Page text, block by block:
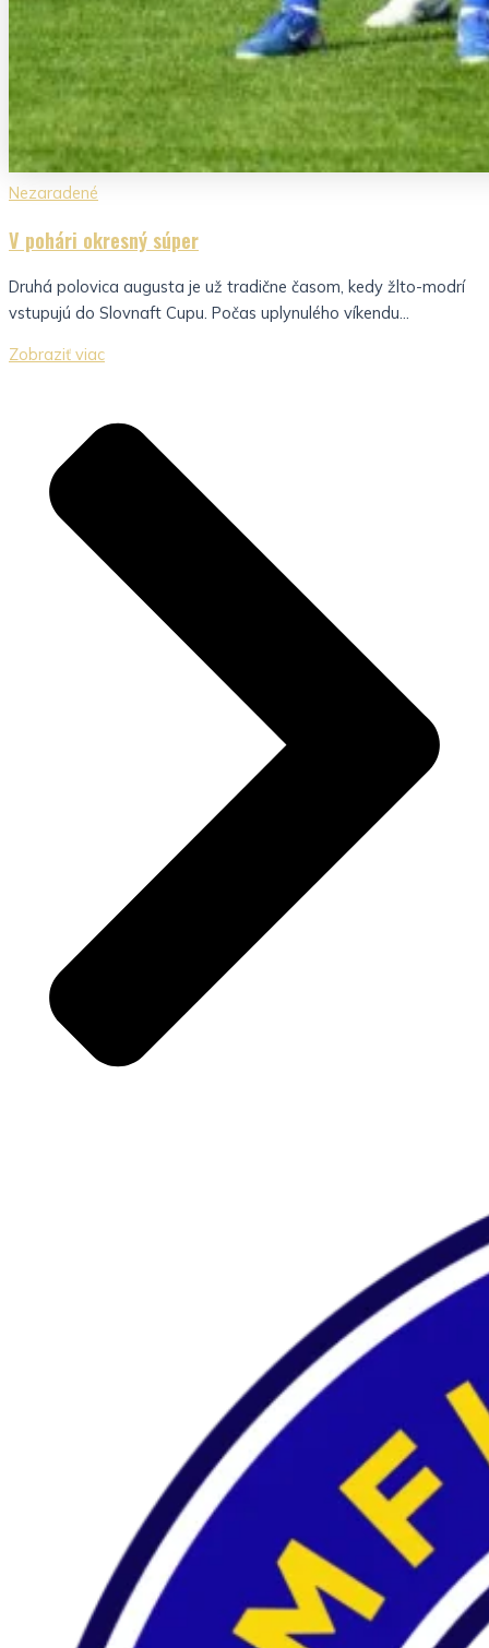
Nezaradené
V pohári okresný súper
Druhá polovica augusta je už tradične časom, kedy žlto-modrí
vstupujú do Slovnaft Cupu. Počas uplynulého víkendu...
Zobraziť viac